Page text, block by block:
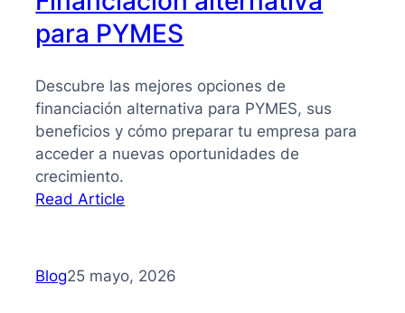
mejores
decisiones
para PYMES
Descubre las mejores opciones de
financiación alternativa para PYMES, sus
beneficios y cómo preparar tu empresa para
acceder a nuevas oportunidades de
crecimiento.
Read Article
para
PYMES
Blog25 mayo, 2026